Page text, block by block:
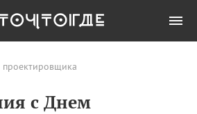
с Днем
ПРАЗДНИКИ
08.08 День «Счастье